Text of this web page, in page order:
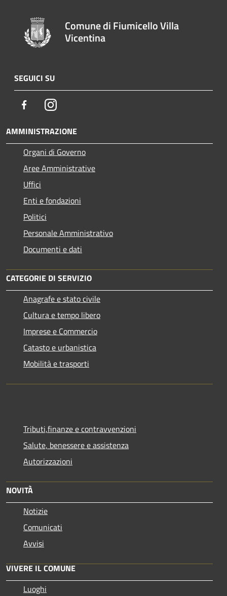
Comune di Fiumicello Villa
Vicentina
SEGUICI SU
FacebookInstagram
AMMINISTRAZIONE
Organi di Governo
Aree Amministrative
Uffici
Enti e fondazioni
Politici
Personale Amministrativo
Documenti e dati
CATEGORIE DI SERVIZIO
Anagrafe e stato civile
Cultura e tempo libero
Imprese e Commercio
Catasto e urbanistica
Mobilità e trasporti
Tributi,finanze e contravvenzioni
Salute, benessere e assistenza
Autorizzazioni
NOVITÀ
Notizie
Comunicati
Avvisi
VIVERE IL COMUNE
Luoghi